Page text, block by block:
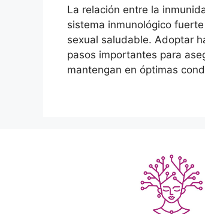
La relación entre la
sistema inmunológico
sexual saludable. Adoptar
pasos importantes para
mantengan en óptimas